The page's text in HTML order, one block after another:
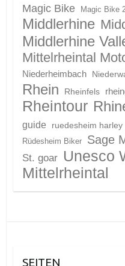
Magic Bike Magic Bike
Middlerhine
Middlerhine
Mittelrheintal
Niederheimbach
Rhein Rheinfels
Rheintour
guide
ruedesheim harley
Rüdesheim Biker Sage
St. goar Unesco
Mittelrheintal
SEITEN